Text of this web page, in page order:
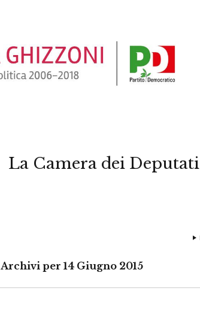
La Camera dei Deputati
Archivi per 14 Giugno 2015